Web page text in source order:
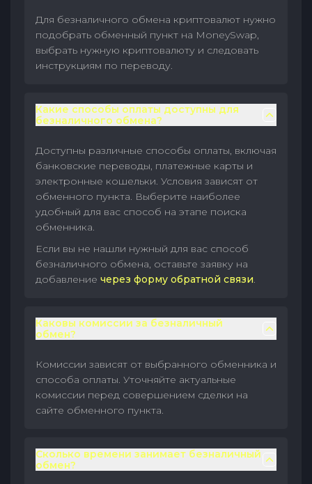
Для безналичного обмена криптовалют нужно
подобрать обменный пункт на MoneySwap,
выбрать нужную криптовалюту и следовать
инструкциям по переводу.
Какие способы оплаты доступны для
безналичного обмена?
Доступны различные способы оплаты, включая
банковские переводы, платежные карты и
электронные кошельки. Условия зависят от
обменного пункта. Выберите наиболее
удобный для вас способ на этапе поиска
обменника.
Если вы не нашли нужный для вас способ
безналичного обмена, оставьте заявку на
добавление через форму обратной связи.
Каковы комиссии за безналичный
обмен?
Комиссии зависят от выбранного обменника и
способа оплаты. Уточняйте актуальные
комиссии перед совершением сделки на
сайте обменного пункта.
Сколько времени занимает безналичный
обмен?